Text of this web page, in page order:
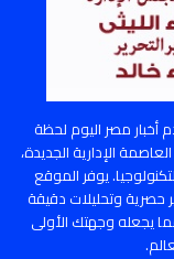
أخبار مصر اليوم لحظة
الإدارية الجديدة،
يوفر الموقع
حصرية وتحليلات دقيقة
يجعله وجهتك الأولى